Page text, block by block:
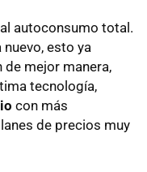
autoconsumo total.
esto ya
mejor manera,
tecnología,
con más
de precios muy